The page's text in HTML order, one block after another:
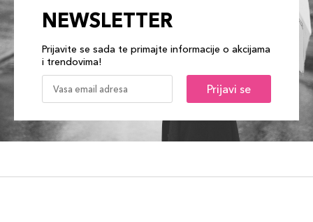
NEWSLETTER
Prijavite se sada te primajte informacije o akcijama
i trendovima!
Prijavi se